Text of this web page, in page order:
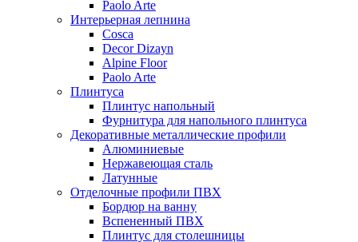
Paolo Arte
Интерьерная лепнина
Cosca
Decor Dizayn
Alpine Floor
Paolo Arte
Плинтуса
Плинтус напольный
Фурнитура для напольного плинтуса
Декоративные металлические профили
Алюминиевые
Нержавеющая сталь
Латунные
Отделочные профили ПВХ
Бордюр на ванну
Вспененный ПВХ
Плинтус для столешницы